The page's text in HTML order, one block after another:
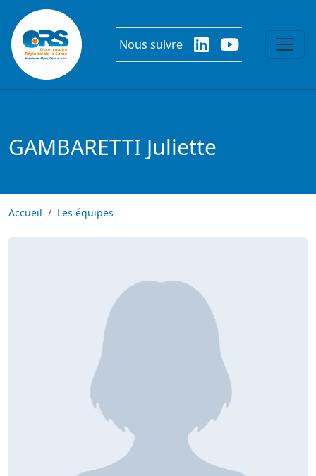
Aller au contenu principal
Nous suivre
GAMBARETTI Juliette
Accueil Les équipes